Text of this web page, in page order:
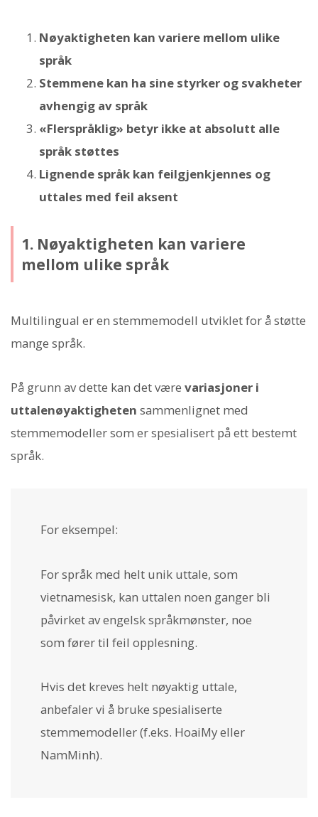
Nøyaktigheten kan variere mellom ulike
språk
Stemmene kan ha sine styrker og svakheter
avhengig av språk
«Flerspråklig» betyr ikke at absolutt alle
språk støttes
Lignende språk kan feilgjenkjennes og
uttales med feil aksent
1. Nøyaktigheten kan variere
mellom ulike språk
Multilingual er en stemmemodell utviklet for å støtte
mange språk.
På grunn av dette kan det være variasjoner i
uttalenøyaktigheten sammenlignet med
stemmemodeller som er spesialisert på ett bestemt
språk.
For eksempel:
For språk med helt unik uttale, som
vietnamesisk, kan uttalen noen ganger bli
påvirket av engelsk språkmønster, noe
som fører til feil opplesning.
Hvis det kreves helt nøyaktig uttale,
anbefaler vi å bruke spesialiserte
stemmemodeller (f.eks. HoaiMy eller
NamMinh).